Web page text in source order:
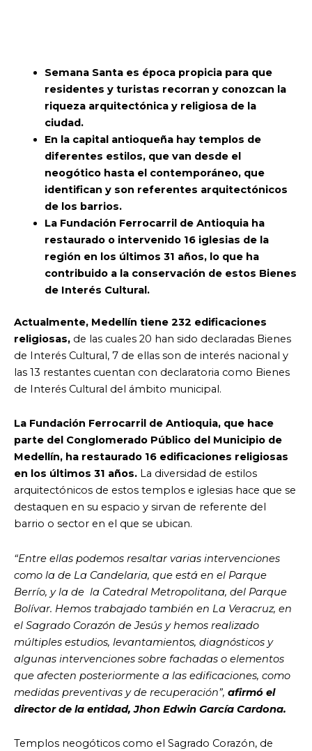
Semana Santa es época propicia para que
residentes y turistas recorran y conozcan la
riqueza arquitectónica y religiosa de la
ciudad.
En la capital antioqueña hay templos de
diferentes estilos, que van desde el
neogótico hasta el contemporáneo, que
identifican y son referentes arquitectónicos
de los barrios.
La Fundación Ferrocarril de Antioquia ha
restaurado o intervenido 16 iglesias de la
región en los últimos 31 años, lo que ha
contribuido a la conservación de estos Bienes
de Interés Cultural.
Actualmente, Medellín tiene 232 edificaciones
religiosas, de las cuales 20 han sido declaradas Bienes
de Interés Cultural, 7 de ellas son de interés nacional y
las 13 restantes cuentan con declaratoria como Bienes
de Interés Cultural del ámbito municipal.
La Fundación Ferrocarril de Antioquia, que hace
parte del Conglomerado Público del Municipio de
Medellín, ha restaurado 16 edificaciones religiosas
en los últimos 31 años. La diversidad de estilos
arquitectónicos de estos templos e iglesias hace que se
destaquen en su espacio y sirvan de referente del
barrio o sector en el que se ubican.
“Entre ellas podemos resaltar varias intervenciones
como la de La Candelaria, que está en el Parque
Berrío, y la de la Catedral Metropolitana, del Parque
Bolívar. Hemos trabajado también en La Veracruz, en
el Sagrado Corazón de Jesús y hemos realizado
múltiples estudios, levantamientos, diagnósticos y
algunas intervenciones sobre fachadas o elementos
que afecten posteriormente a las edificaciones, como
medidas preventivas y de recuperación”, afirmó el
director de la entidad, Jhon Edwin García Cardona.
Templos neogóticos como el Sagrado Corazón, de